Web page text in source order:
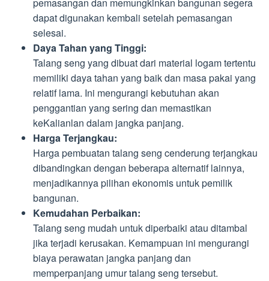
pemasangan dan memungkinkan bangunan segera
dapat digunakan kembali setelah pemasangan
selesai.
Daya Tahan yang Tinggi:
Talang seng yang dibuat dari material logam tertentu
memiliki daya tahan yang baik dan masa pakai yang
relatif lama. Ini mengurangi kebutuhan akan
penggantian yang sering dan memastikan
keKalianlan dalam jangka panjang.
Harga Terjangkau:
Harga pembuatan talang seng cenderung terjangkau
dibandingkan dengan beberapa alternatif lainnya,
menjadikannya pilihan ekonomis untuk pemilik
bangunan.
Kemudahan Perbaikan:
Talang seng mudah untuk diperbaiki atau ditambal
jika terjadi kerusakan. Kemampuan ini mengurangi
biaya perawatan jangka panjang dan
memperpanjang umur talang seng tersebut.